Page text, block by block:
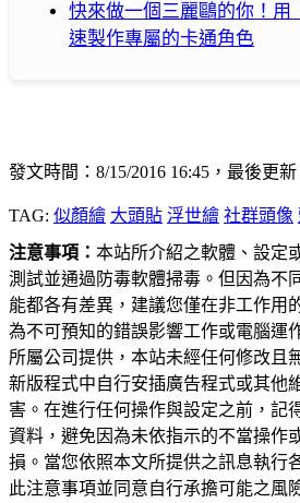
快來做一個三麗鷗的你！用
速製作專屬的卡通角色
發文時間：8/15/2016 16:45，最後更新
TAG: 似顏繪 大頭貼 浮世繪 社群頭像
注意事項： 本站所介紹之軟體、設定
測試並通過防毒軟體掃毒。但因為不
能都各有差異，建議您僅在非工作用
為不可預知的錯誤影響工作或電腦運
所屬公司提供，本站未經任何修改且
新版程式中自行安插廣告程式或其他
害。在進行任何操作與設定之前，記
資料，避免因為未依指示的不當操作
損。當您依照本文所提供之訊息執行
此注意事項並同意自行承擔可能之風